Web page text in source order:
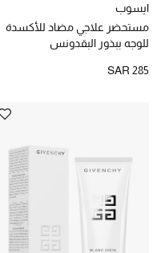
الأحذية الرجالية
أحذية للأطفال
أحذية مختارة
ايسوب
مستحضر علاجي مضاد للأكسدة
للوجه ببذور البقدونس
SAR 285